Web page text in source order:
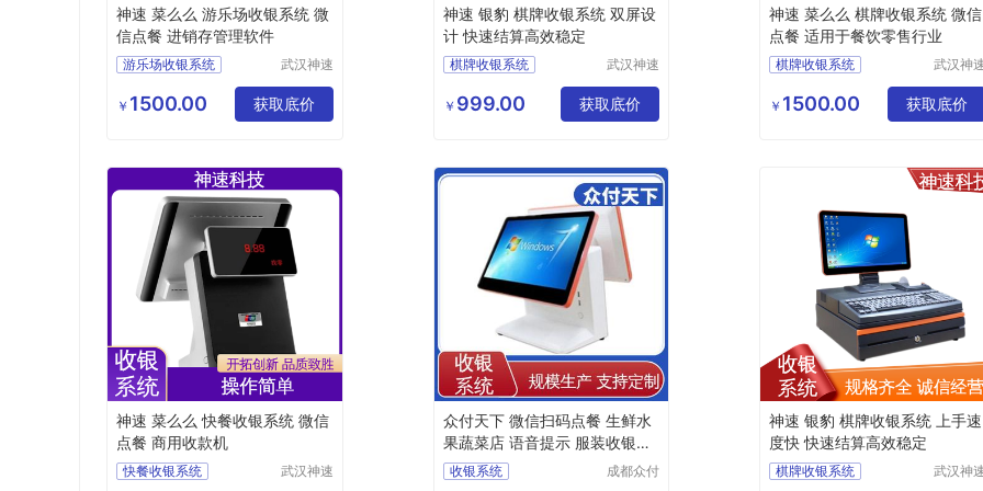
神速 菜么么 游乐场收银系统 微
信点餐 进销存管理软件
游乐场收银系统
会员收银系统
武汉神速
公司
￥ 1500.00 获取底价
神速 银豹 棋牌收银系统 双屏设
计 快速结算高效稳定
棋牌收银系统
收银系统公司
武汉神速
公司
￥ 999.00 获取底价
神速 菜么么 棋牌收银系统 微信
点餐 适用于餐饮零售行业
棋牌收银系统
收银系统定制
武汉神
公司
￥ 1500.00 获取底价
神速 菜么么 快餐收银系统 微信
点餐 商用收款机
快餐收银系统
武汉神速
众付天下 微信扫码点餐 生鲜水
果蔬菜店 语音提示 服装收银系
统收银系统
成都众付
神速 银豹 棋牌收银系统 上手速
度快 快速结算高效稳定
棋牌收银系统
武汉神